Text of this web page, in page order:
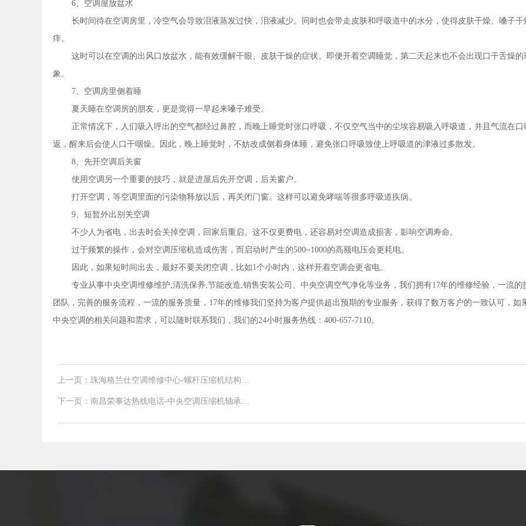
6、空调屋放盆水
长时间待在空调房里，冷空气会导致泪液蒸发过快，泪液减少。同时也会带走皮肤和呼吸道中的水分，使得皮肤干燥、嗓子干
痒。
这时可以在空调的出风口放盆水，能有效缓解干眼、皮肤干燥的症状。即便开着空调睡觉，第二天起来也不会出现口干舌燥的
象。
7、空调房里侧着睡
夏天睡在空调房的朋友，更是觉得一早起来嗓子难受。
正常情况下，人们吸入呼出的空气都经过鼻腔，而晚上睡觉时张口呼吸，不仅空气当中的尘埃容易吸入呼吸道，并且气流在口
返，醒来后会使人口干咽燥。因此，晚上睡觉时，不妨改成侧着身体睡，避免张口呼吸致使上呼吸道的津液过多散发。
8、先开空调后关窗
使用空调另一个重要的技巧，就是进屋后先开空调，后关窗户。
打开空调，等空调里面的污染物释放以后，再关闭门窗。这样可以避免哮喘等很多呼吸道疾病。
9、短暂外出别关空调
不少人为省电，出去时会关掉空调，回家后重启。这不仅更费电，还容易对空调造成损害，影响空调寿命。
过于频繁的操作，会对空调压缩机造成伤害，而启动时产生的500~1000的高额电压会更耗电。
因此，如果短时间出去，最好不要关闭空调，比如1个小时内，这样开着空调会更省电。
专业从事中央空调维修维护,清洗保养,节能改造,销售安装公司、中央空调空气净化等业务，我们拥有17年的维修经验，一流的
团队，完善的服务流程，一流的服务质量，17年的维修我们坚持为客户提供超出预期的专业服务，获得了数万客户的一致认可，如
中央空调的相关问题和需求，可以随时联系我们，我们的24小时服务热线：400-657-7110。
上一页：珠海格兰仕空调维修中心-螺杆压缩机结构特
下一页：南昌荣事达热线电话-中央空调压缩机轴承常